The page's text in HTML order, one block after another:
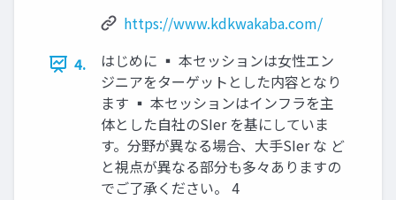
https://www.kdkwakaba.com/
4.
はじめに ▪ 本セッションは女性エン
ジニアをターゲットとした内容となり
ます ▪ 本セッションはインフラを主
体とした自社のSIer を基にしていま
す。分野が異なる場合、大手SIer な ど
と視点が異なる部分も多々ありますの
でご了承ください。 4